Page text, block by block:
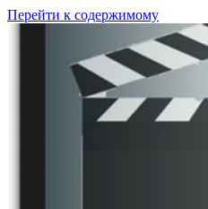
Перейти к содержимому